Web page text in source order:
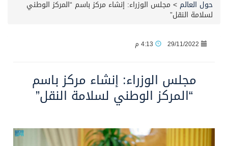
حول العالم > مجلس الوزراء: إنشاء مركز باسم “المركز الوطني
لسلامة النقل”
29/11/2022
مجلس الوزراء: إنشاء مركز باسم
“المركز الوطني لسلامة النقل”